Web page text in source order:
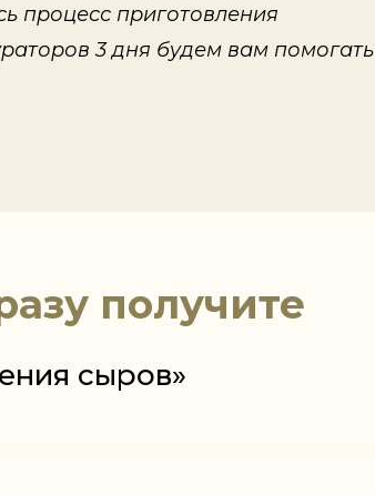
процесс приготовления
3 дня будем вам помогать
получите
сыров»